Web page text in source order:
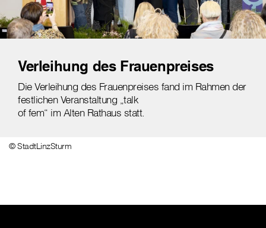
Verleihung des Frauenpreises
Die Verleihung des Frauenpreises fand im Rahmen der
festlichen Veranstaltung „talk
of fem“ im Alten Rathaus statt.
© StadtLinzSturm